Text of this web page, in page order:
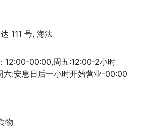
111 号, 海法
12:00-00:00,周五:12:00-2小时
六:安息日后一小时开始营业-00:00
物